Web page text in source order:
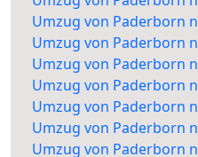
Umzug von Paderborn
Umzug von Paderborn
Umzug von Paderborn
Umzug von Paderborn
Umzug von Paderborn
Umzug von Paderborn
Umzug von Paderborn